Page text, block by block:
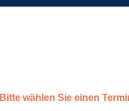
Bitte wählen Sie einen